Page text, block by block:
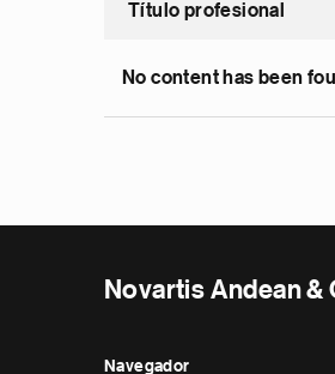
Título profesional
No content has been
Novartis Andean &
Navegador